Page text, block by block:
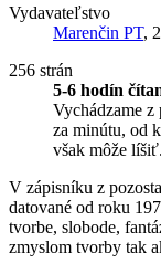
Vydavateľstvo
Marenčin PT,
256 strán
5-6 hodín
Vychádzame
za minútu, od
však môže líšiť.
V zápisníku z
datované od roku
tvorbe, slobode,
zmyslom tvorby tak